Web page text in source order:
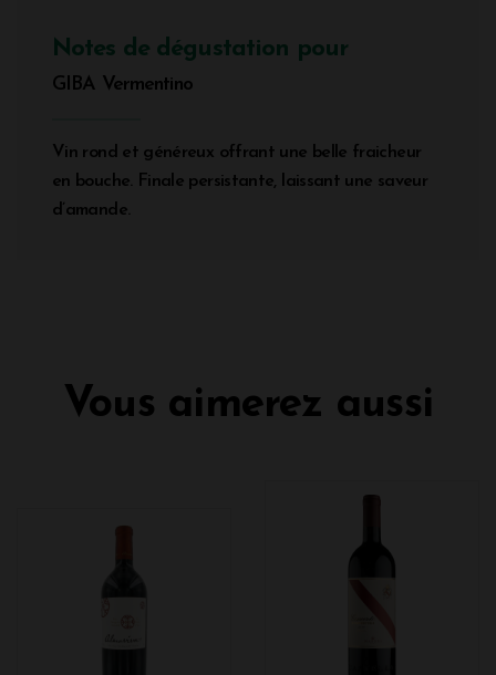
Notes de dégustation pour
GIBA Vermentino
Vin rond et généreux offrant une belle fraicheur
en bouche. Finale persistante, laissant une saveur
d’amande.
Vous aimerez aussi